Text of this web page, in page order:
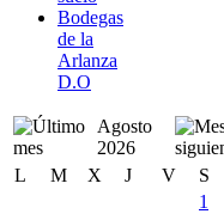
Bodegas
de la
Arlanza
D.O
Agosto
2026
L
M X J V S
1